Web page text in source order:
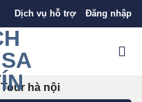
Dịch vụ hỗ trợ Đăng nhập
Tour hà nội